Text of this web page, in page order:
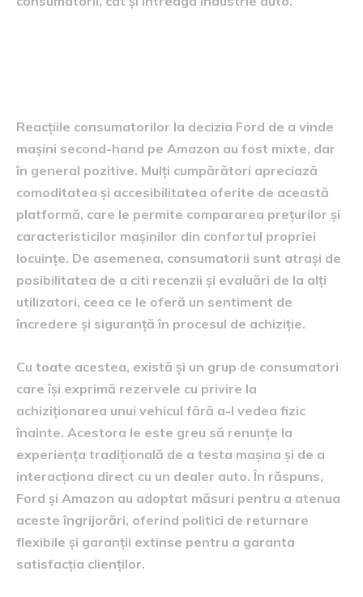
Reacțiile consumatorilor la decizia Ford de a vinde
mașini second-hand pe Amazon au fost mixte, dar
în general pozitive. Mulți cumpărători apreciază
comoditatea și accesibilitatea oferite de această
platformă, care le permite compararea prețurilor și
caracteristicilor mașinilor din confortul propriei
locuințe. De asemenea, consumatorii sunt atrași de
posibilitatea de a citi recenzii și evaluări de la alți
utilizatori, ceea ce le oferă un sentiment de
încredere și siguranță în procesul de achiziție.
Cu toate acestea, există și un grup de consumatori
care își exprimă rezervele cu privire la
achiziționarea unui vehicul fără a-l vedea fizic
înainte. Acestora le este greu să renunțe la
experiența tradițională de a testa mașina și de a
interacționa direct cu un dealer auto. În răspuns,
Ford și Amazon au adoptat măsuri pentru a atenua
aceste îngrijorări, oferind politici de returnare
flexibile și garanții extinse pentru a garanta
satisfacția clienților.